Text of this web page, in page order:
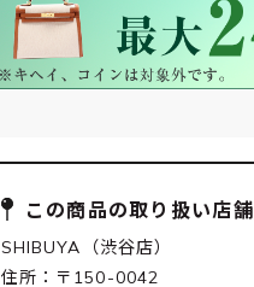
この商品の取り扱い店舗
SHIBUYA（渋谷店）
住所：〒150-0042